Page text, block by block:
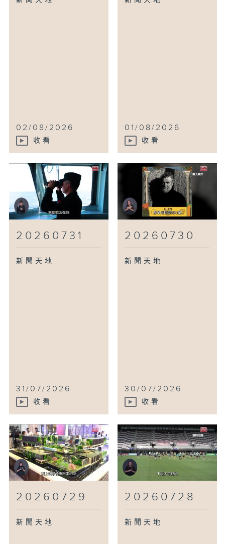
02/08/2026
收看
01/08/2026
收看
20260731
新聞天地
31/07/2026
收看
20260730
新聞天地
30/07/2026
收看
20260729
新聞天地
20260728
新聞天地